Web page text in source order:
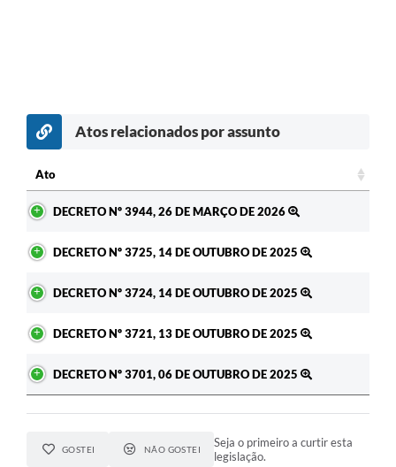
Atos relacionados por assunto
Ato
DECRETO Nº 3944, 26 DE MARÇO DE 2026
DECRETO Nº 3725, 14 DE OUTUBRO DE 2025
DECRETO Nº 3724, 14 DE OUTUBRO DE 2025
DECRETO Nº 3721, 13 DE OUTUBRO DE 2025
DECRETO Nº 3701, 06 DE OUTUBRO DE 2025
GOSTEI NÃO GOSTEI
Seja o primeiro a curtir esta
legislação.